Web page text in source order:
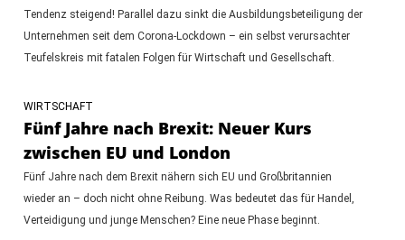
Tendenz steigend! Parallel dazu sinkt die Ausbildungsbeteiligung der
Unternehmen seit dem Corona-Lockdown – ein selbst verursachter
Teufelskreis mit fatalen Folgen für Wirtschaft und Gesellschaft.
WIRTSCHAFT
Fünf Jahre nach Brexit: Neuer Kurs
zwischen EU und London
Fünf Jahre nach dem Brexit nähern sich EU und Großbritannien
wieder an – doch nicht ohne Reibung. Was bedeutet das für Handel,
Verteidigung und junge Menschen? Eine neue Phase beginnt.